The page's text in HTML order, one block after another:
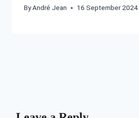
ByAndré Jean 16 September 2024